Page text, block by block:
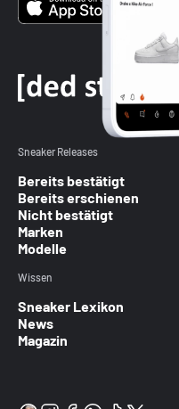
Sneaker Releases
Bereits bestätigt
Bereits erschienen
Nicht bestätigt
Marken
Modelle
Wissen
Sneaker Lexikon
News
Magazin